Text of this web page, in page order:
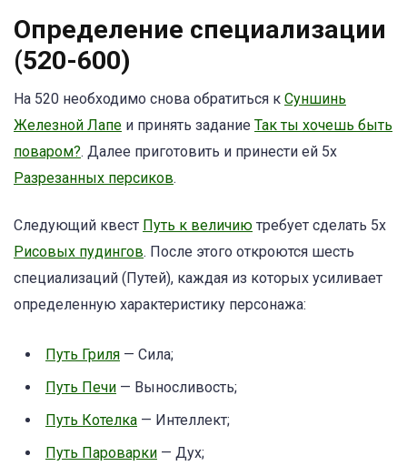
Определение специализации
(520-600)
На 520 необходимо снова обратиться к Суншинь
Железной Лапе и принять задание Так ты хочешь быть
поваром?. Далее приготовить и принести ей 5x
Разрезанных персиков.
Следующий квест Путь к величию требует сделать 5x
Рисовых пудингов. После этого откроются шесть
специализаций (Путей), каждая из которых усиливает
определенную характеристику персонажа:
Путь Гриля — Сила;
Путь Печи — Выносливость;
Путь Котелка — Интеллект;
Путь Пароварки — Дух;